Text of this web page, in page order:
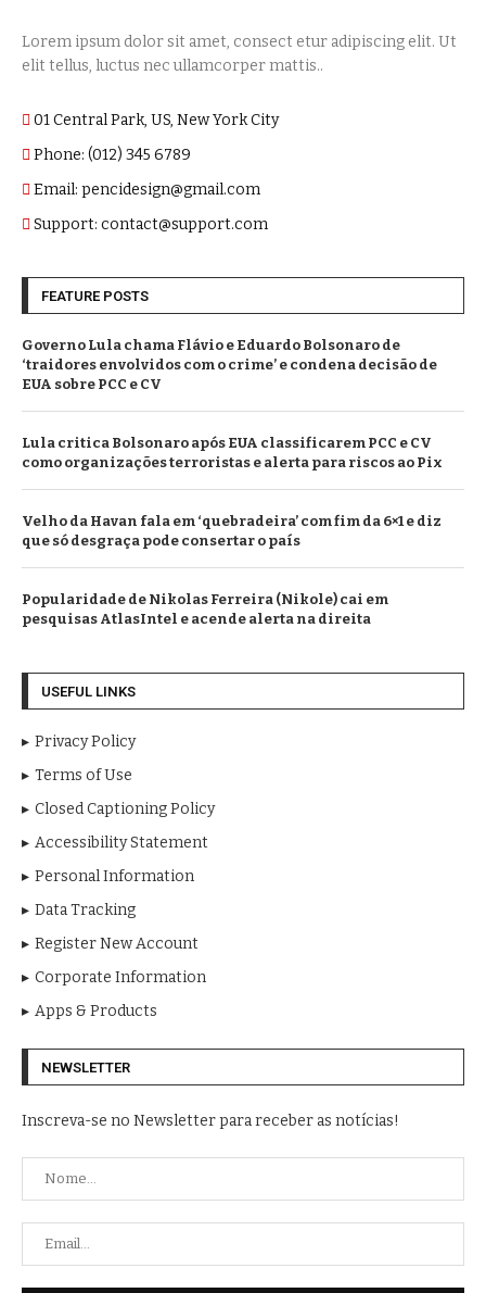
Lorem ipsum dolor sit amet, consect etur adipiscing elit. Ut
elit tellus, luctus nec ullamcorper mattis..
01 Central Park, US, New York City
Phone: (012) 345 6789
Email: pencidesign@gmail.com
Support: contact@support.com
FEATURE POSTS
Governo Lula chama Flávio e Eduardo Bolsonaro de
‘traidores envolvidos com o crime’ e condena decisão de
EUA sobre PCC e CV
Lula critica Bolsonaro após EUA classificarem PCC e CV
como organizações terroristas e alerta para riscos ao Pix
Velho da Havan fala em ‘quebradeira’ com fim da 6×1 e diz
que só desgraça pode consertar o país
Popularidade de Nikolas Ferreira (Nikole) cai em
pesquisas AtlasIntel e acende alerta na direita
USEFUL LINKS
Privacy Policy
Terms of Use
Closed Captioning Policy
Accessibility Statement
Personal Information
Data Tracking
Register New Account
Corporate Information
Apps & Products
NEWSLETTER
Inscreva-se no Newsletter para receber as notícias!